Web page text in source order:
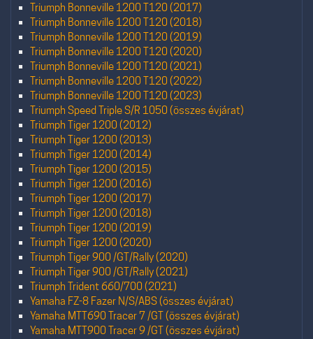
Triumph Bonneville 1200 T120 (2017)
Triumph Bonneville 1200 T120 (2018)
Triumph Bonneville 1200 T120 (2019)
Triumph Bonneville 1200 T120 (2020)
Triumph Bonneville 1200 T120 (2021)
Triumph Bonneville 1200 T120 (2022)
Triumph Bonneville 1200 T120 (2023)
Triumph Speed Triple S/R 1050 (összes évjárat)
Triumph Tiger 1200 (2012)
Triumph Tiger 1200 (2013)
Triumph Tiger 1200 (2014)
Triumph Tiger 1200 (2015)
Triumph Tiger 1200 (2016)
Triumph Tiger 1200 (2017)
Triumph Tiger 1200 (2018)
Triumph Tiger 1200 (2019)
Triumph Tiger 1200 (2020)
Triumph Tiger 900 /GT/Rally (2020)
Triumph Tiger 900 /GT/Rally (2021)
Triumph Trident 660/700 (2021)
Yamaha FZ-8 Fazer N/S/ABS (összes évjárat)
Yamaha MTT690 Tracer 7 /GT (összes évjárat)
Yamaha MTT900 Tracer 9 /GT (összes évjárat)